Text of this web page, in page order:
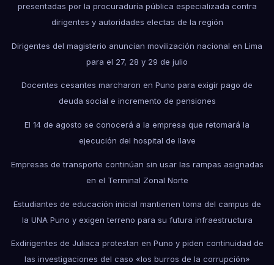
presentadas por la procuraduría pública especializada contra
dirigentes y autoridades electas de la región
Dirigentes del magisterio anuncian movilización nacional en Lima
para el 27, 28 y 29 de julio
Docentes cesantes marcharon en Puno para exigir pago de
deuda social e incremento de pensiones
El 14 de agosto se conocerá a la empresa que retomará la
ejecución del hospital de Ilave
Empresas de transporte continúan sin usar las rampas asignadas
en el Terminal Zonal Norte
Estudiantes de educación inicial mantienen toma del campus de
la UNA Puno y exigen terreno para su futura infraestructura
Exdirigentes de Juliaca protestan en Puno y piden continuidad de
las investigaciones del caso «los burros de la corrupción»